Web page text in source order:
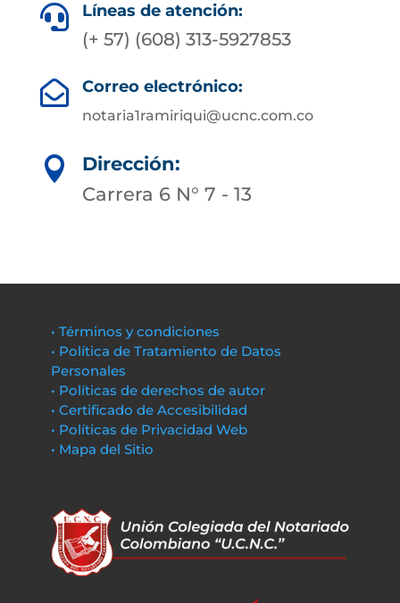
 Líneas de atención:
(+ 57) (608) 313-5927853
 Correo electrónico:
notaria1ramiriqui@ucnc.com.co

Dirección:
Carrera 6 N° 7 - 13
• Términos y condiciones
• Política de Tratamiento de Datos
Personales
• Políticas de derechos de autor
• Certificado de Accesibilidad
• Políticas de Privacidad Web
• Mapa del Sitio